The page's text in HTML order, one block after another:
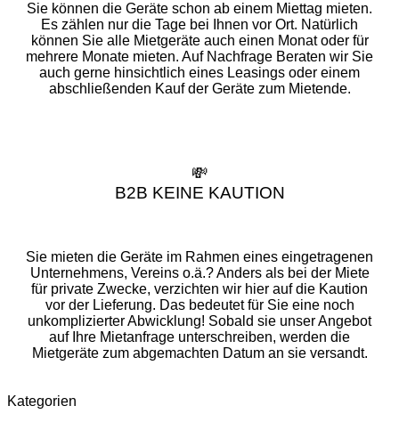
Sie können die Geräte schon ab einem Miettag mieten.
Es zählen nur die Tage bei Ihnen vor Ort. Natürlich
können Sie alle Mietgeräte auch einen Monat oder für
mehrere Monate mieten. Auf Nachfrage Beraten wir Sie
auch gerne hinsichtlich eines Leasings oder einem
abschließenden Kauf der Geräte zum Mietende.
💸
B2B KEINE KAUTION
Sie mieten die Geräte im Rahmen eines eingetragenen
Unternehmens, Vereins o.ä.? Anders als bei der Miete
für private Zwecke, verzichten wir hier auf die Kaution
vor der Lieferung. Das bedeutet für Sie eine noch
unkomplizierter Abwicklung! Sobald sie unser Angebot
auf Ihre Mietanfrage unterschreiben, werden die
Mietgeräte zum abgemachten Datum an sie versandt.
Kategorien